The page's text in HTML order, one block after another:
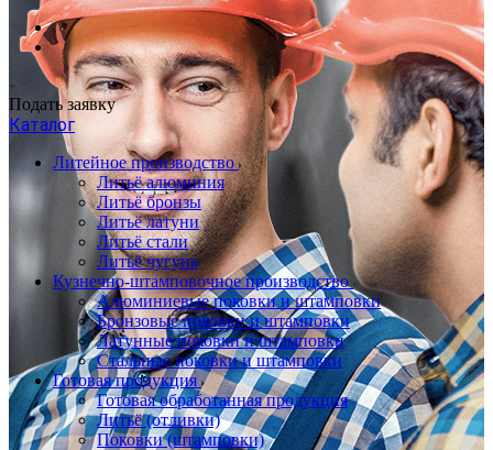
Подать заявку
Каталог
Литейное производство
Литьё алюминия
Литьё бронзы
Литьё латуни
Литьё стали
Литьё чугуна
Кузнечно-штамповочное производство
Алюминиевые поковки и штамповки
Бронзовые поковки и штамповки
Латунные поковки и штамповки
Стальные поковки и штамповки
Готовая продукция
Готовая обработанная продукция
Литьё (отливки)
Поковки (штамповки)